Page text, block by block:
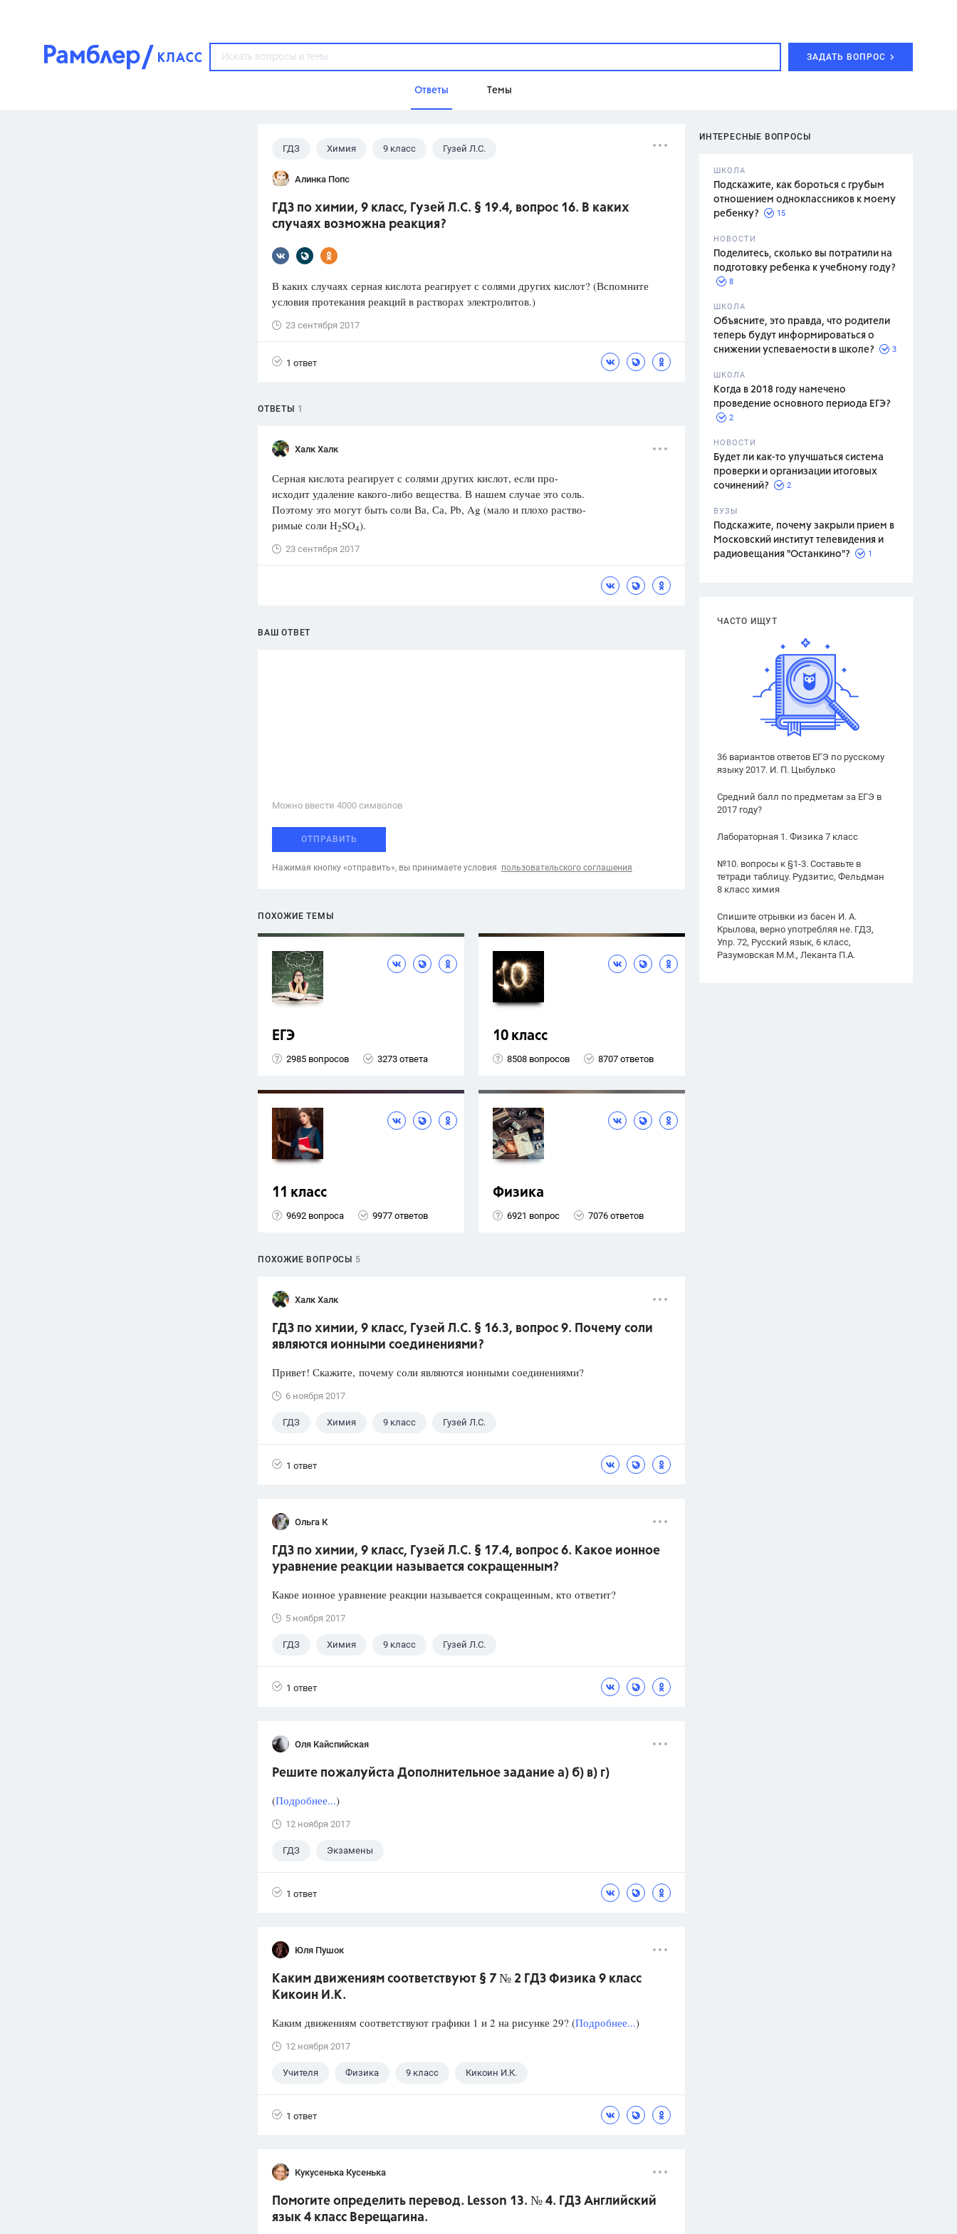
ЗАДАТЬ ВОПРОС
Ответы Темы
Популярные темы
ГДЗ
ОГЭ
ФИПИ
1752 ответа
ответов
Домашнее задание
Школа
Разумовская М.М.,
ИНТЕРЕСНЫЕ ВОПРОСЫ
ШКОЛА
Подскажите, как бороться с грубым
отношением одноклассников к моему
ребенку?
15
НОВОСТИ
Поделитесь, сколько вы потратили на
подготовку ребенка к учебному году?
8
ШКОЛА
Объясните, это правда, что родители
теперь будут информироваться о
снижении успеваемости в школе?
3
ШКОЛА
Когда в 2018 году намечено
проведение основного периода ЕГЭ?
2
НОВОСТИ
Будет ли как-то улучшаться система
проверки и организации итоговых
сочинений?
2
ВУЗЫ
Подскажите, почему закрыли прием в
Московский институт телевидения и
радиовещания "Останкино"?
1
ЧАСТО ИЩУТ
36 вариантов ответов ЕГЭ по русскому
языку 2017. И. П. Цыбулько
Средний балл по предметам за ЕГЭ в
2017 году?
Лабораторная 1. Физика 7 класс
№10. вопросы к §1-3. Составьте в
тетради таблицу. Рудзитис, Фельдман
8 класс химия
Спишите отрывки из басен И. А.
Крылова, верно употребляя не. ГДЗ,
Упр. 72, Русский язык, 6 класс,
Разумовская М.М., Леканта П.А.
ГДЗ Химия 9 класс Гузей Л.С.
Алинка Попс
ГДЗ по химии, 9 класс, Гузей Л.С. § 19.4, вопрос 16. В каких
случаях возможна реакция?
В каких случаях серная кислота реагирует с солями других кислот? (Вспомните
условия протекания реакций в растворах электролитов.)
23 сентября 2017
1 ответ
ОТВЕТЫ 1
Халк Халк
Серная кислота реагирует с солями других кислот, если про-
исходит удаление какого-либо вещества. В нашем случае это соль.
Поэтому это могут быть соли Ва, Са, Рb, Ag (мало и плохо раство-
римые соли Н2SO4).
23 сентября 2017
ВАШ ОТВЕТ
Можно ввести 4000 cимволов
ОТПРАВИТЬ
Нажимая кнопку «отправить», вы принимаете условия пользовательского соглашения
ПОХОЖИЕ ТЕМЫ
ЕГЭ
2985 вопросов 3273 ответа
10 класс
8508 вопросов 8707 ответов
11 класс
9692 вопроса 9977 ответов
Физика
6921 вопрос 7076 ответов
ПОХОЖИЕ ВОПРОСЫ 5
Халк Халк
ГДЗ по химии, 9 класс, Гузей Л.С. § 16.3, вопрос 9. Почему соли
являются ионными соединениями?
Привет! Скажите, почему соли являются ионными соединениями?
6 ноября 2017
ГДЗ Химия 9 класс Гузей Л.С.
1 ответ
Ольга К
ГДЗ по химии, 9 класс, Гузей Л.С. § 17.4, вопрос 6. Какое ионное
уравнение реакции называется сокращенным?
Какое ионное уравнение реакции называется сокращенным, кто ответит?
5 ноября 2017
ГДЗ Химия 9 класс Гузей Л.С.
1 ответ
Оля Кайспийская
Решите пожалуйста Дополнительное задание а) б) в) г)
(Подробнее...)
12 ноября 2017
ГДЗ Экзамены
1 ответ
Юля Пушок
Каким движениям соответствуют § 7 № 2 ГДЗ Физика 9 класс
Кикоин И.К.
Каким движениям соответствуют графики 1 и 2 на рисунке 29? (Подробнее...)
12 ноября 2017
Учителя Физика 9 класс Кикоин И.К.
1 ответ
Кукусенька Кусенька
Помогите определить перевод. Lesson 13. № 4. ГДЗ Английский
язык 4 класс Верещагина.